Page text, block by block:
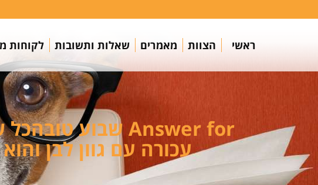
ראשי הצוות מאמרים שאלות ותשובות לקוחות
עכורה עם גוון לבן